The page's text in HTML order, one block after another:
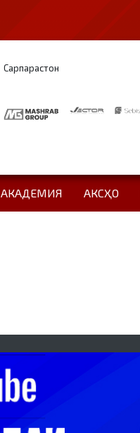
Сарпарастон
АКАДЕМИЯ АКСҲО